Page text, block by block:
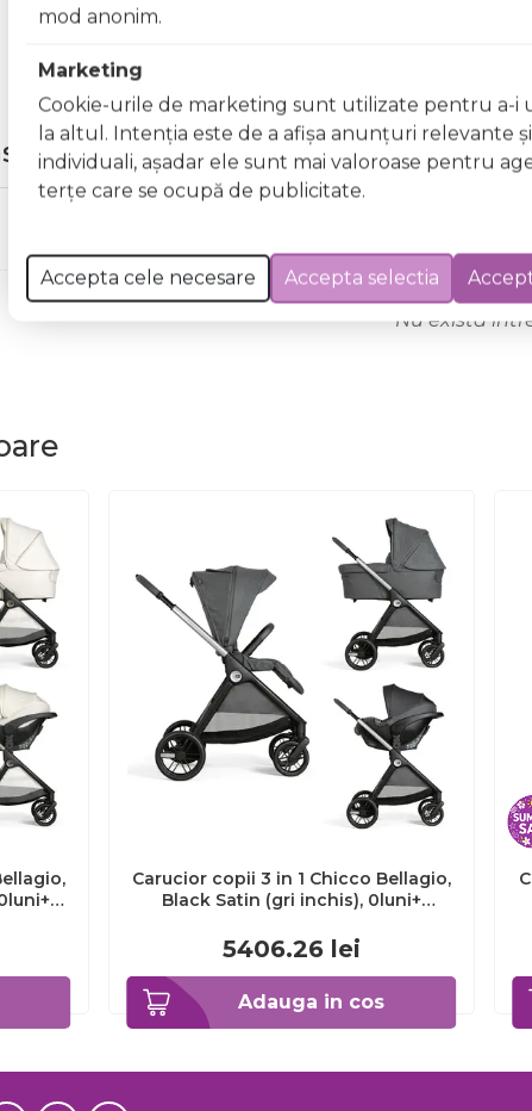
clienților
Nu există
Adauga in cos
Carucior copii 3 in 1 Chicco Bellagio,
Black Satin (gri inchis), 0luni+
5406.26 lei
mod anonim.
Marketing
Cookie-urile de marketing sunt utilizate pentru a-i
la altul. Intenţia este de a afişa anunţuri relevante
individuali, aşadar ele sunt mai valoroase pentru
terţe care se ocupă de publicitate.
Accepta cele necesare Accepta selectia